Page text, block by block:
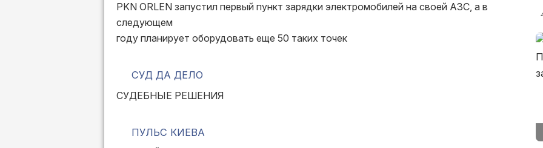
PKN ORLEN запустил первый пункт зарядки электромобилей на своей АЗС, а в
следующем
году планирует оборудовать еще 50 таких точек
СУД ДА ДЕЛО
СУДЕБНЫЕ РЕШЕНИЯ
ПУЛЬС КИЕВА